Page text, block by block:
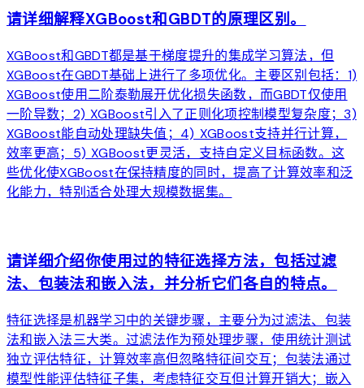
请详细解释XGBoost和GBDT的原理区别。
XGBoost和GBDT都是基于梯度提升的集成学习算法，但
XGBoost在GBDT基础上进行了多项优化。主要区别包括：1)
XGBoost使用二阶泰勒展开优化损失函数，而GBDT仅使用
一阶导数；2) XGBoost引入了正则化项控制模型复杂度；3)
XGBoost能自动处理缺失值；4) XGBoost支持并行计算，
效率更高；5) XGBoost更灵活，支持自定义目标函数。这
些优化使XGBoost在保持精度的同时，提高了计算效率和泛
化能力，特别适合处理大规模数据集。
请详细介绍你使用过的特征选择方法，包括过滤
法、包装法和嵌入法，并分析它们各自的特点。
特征选择是机器学习中的关键步骤，主要分为过滤法、包装
法和嵌入法三大类。过滤法作为预处理步骤，使用统计测试
独立评估特征，计算效率高但忽略特征间交互；包装法通过
模型性能评估特征子集，考虑特征交互但计算开销大；嵌入